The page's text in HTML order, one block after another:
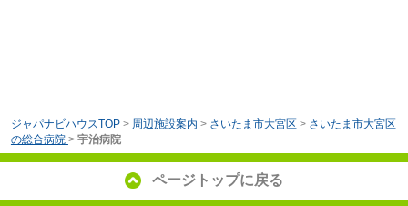
ジャパナビハウスTOP > 周辺施設案内 > さいたま市大宮区 > さいたま市大宮区
の総合病院 > 宇治病院
ページトップに戻る